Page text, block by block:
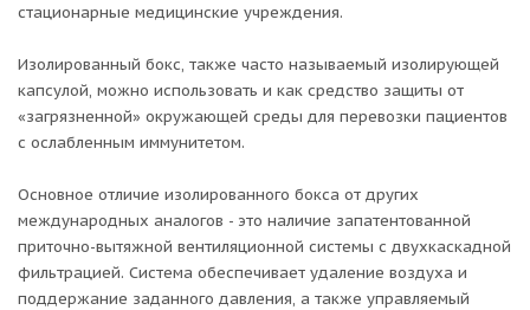
поддержание заданного давления. При
срабатывании аварийной сигнализации
Фильтры — при отгрузке бокс комплектуется
специально разработанными противоаэрозольными
эффективности 99,9995%) или комбинированными
фильтрами А1В1Е1Р3 с резьбовым соединением.
Фильтры предназначены для защиты от твердых или
жидких, радиоактивных или высокотоксичных
частиц, аэрозолей, бактерий, вирусов.
стационарные медицинские учреждения.
Изолированный бокс, также часто называемый изолирующей
капсулой, можно использовать и как средство защиты от
«загрязненной» окружающей среды для перевозки пациентов
с ослабленным иммунитетом.
Основное отличие изолированного бокса от других
международных аналогов - это наличие запатентованной
приточно-вытяжной вентиляционной системы с двухкаскадной
фильтрацией. Система обеспечивает удаление воздуха и
поддержание заданного давления, а также управляемый